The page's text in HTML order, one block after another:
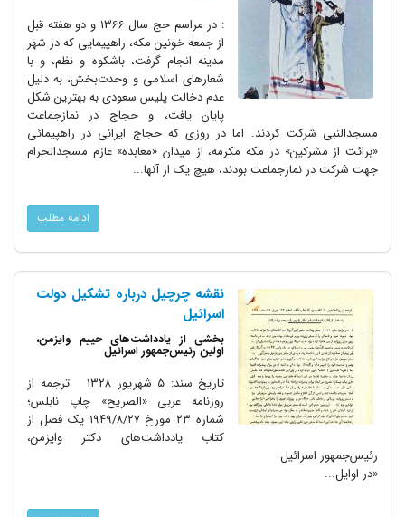
: در مراسم حج سال 1366 و دو هفته قبل
از جمعه خونین مکه، راهپیمایی که در شهر
مدینه انجام گرفت، باشکوه و نظم، و با
شعارهای اسلامی و وحدت‌بخش، به دلیل
عدم دخالت پلیس سعودی به بهترین شکل
پایان یافت، و حجاج در نمازجماعت
مسجدالنبی شرکت کردند. اما در روزی که حجاج ایرانی در راهپیمائی
«برائت از مشرکین» در مکه مکرمه، از میدان «معابده» عازم مسجدالحرام
جهت شرکت در نمازجماعت بودند، هیچ یک از آنها...
ادامه مطلب
نقشه چرچیل درباره تشکیل دولت
اسرائیل
بخشی از یادداشت‌های حییم وایزمن،
اولین رئیس‌جمهور اسرائیل
تاریخ سند: ۵ شهریور ۱۳۲۸ ترجمه از
روزنامه عربی «الصریح» چاپ نابلس؛
شماره ۲۳ مورخ ۱۹۴۹/۸/۲۷ یک فصل از
کتاب یادداشت‌های دکتر وایزمن،
رئیس‌جمهور اسرائیل
«در اوایل...